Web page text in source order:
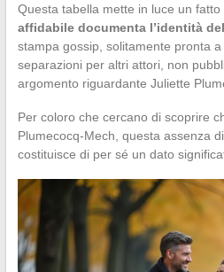
Questa tabella mette in luce un fatto
affidabile documenta l’identità
stampa gossip, solitamente pronta
separazioni per altri attori, non
argomento riguardante Juliette
Per coloro che cercano di scoprire
Plumecocq-Mech, questa assenza
costituisce di per sé un dato